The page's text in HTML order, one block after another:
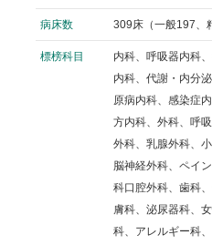
病床数 309床（一般197、
標榜科目
内科、呼吸器内科
内科、代謝・内分
原病内科、感染症
方内科、外科、呼
外科、乳腺外科、
脳神経外科、ペイ
科口腔外科、歯科
膚科、泌尿器科、
科、アレルギー科